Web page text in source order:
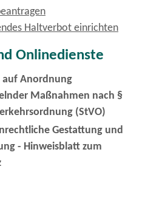
Haltverbot einrichten
Onlinedienste
auf Anordnung
Maßnahmen nach §
(StVO)
Gestattung und
- Hinweisblatt zum